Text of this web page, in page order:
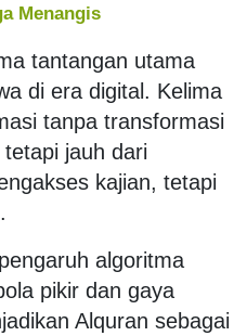
Menangis
tantangan utama
di era digital. Kelima
tanpa transformasi
jauh dari
kajian, tetapi
algoritma
pikir dan gaya
Alquran sebagai